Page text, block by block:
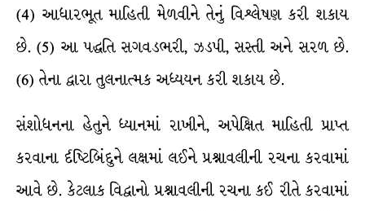
(4) આધારભૂત માહિતી મેળવીને તેનું વિશ્લેષણ કરી શકાય
છે. (5) આ પદ્ધતિ સગવડભરી, ઝડપી, સસ્તી અને સરળ છે.
(6) તેના દ્વારા તુલનાત્મક અધ્યયન કરી શકાય છે.
સંશોધનના હેતુને ધ્યાનમાં રાખીને, અપેક્ષિત માહિતી પ્રાપ્ત
કરવાના ર્દષ્ટિબિંદુને લક્ષમાં લઈને પ્રશ્નાવલીની રચના કરવામાં
આવે છે. કેટલાક વિદ્વાનો પ્રશ્નાવલીની રચના કઈ રીતે કરવામાં